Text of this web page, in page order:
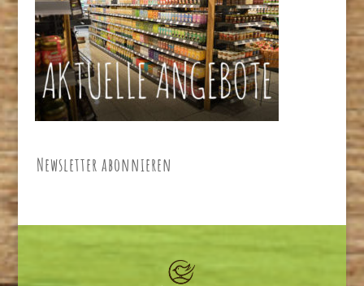
Newsletter abonnieren